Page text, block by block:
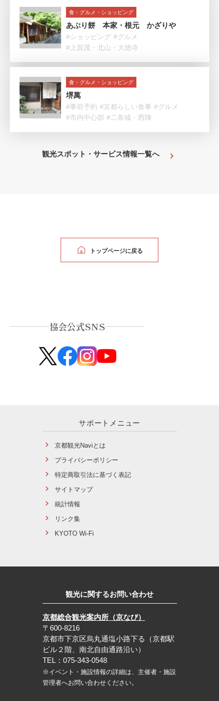
食・グルメ・ショッピング
あぶり餅 本家・根元 かざりや
#ショッピング #グルメ
#上賀茂・北山・大徳寺
食・グルメ・ショッピング
堺萬
#事前予約 #京都らしい食事 #グルメ
#市内中心部 #二条城・西陣
観光スポット・サービス情報一覧へ
トップページに戻る
協会公式SNS
サポートメニュー
京都観光Naviとは
プライバシーポリシー
特定商取引法に基づく表記
サイトマップ
統計情報
リンク集
KYOTO Wi-Fi
観光に関するお問い合わせ
京都総合観光案内所（京なび）
〒600-8216
京都市下京区烏丸通塩小路下る（京都駅
ビル２階、南北自由通路沿い）
TEL：075-343-0548
※イベント・施設情報の詳細は、主催者・施設
管理者へお問い合わせください。